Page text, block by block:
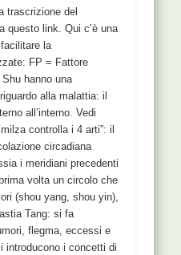
trascrizione del
questo link. Qui c’è una
la
FP = Fattore
hanno una
alla malattia: il
all’interno. Vedi
controlla i 4 arti”: il
circadiana
i meridiani precedenti
volta un circolo che
(shou yang, shou yin),
Tang: si fa
flegma, eccessi e
introducono i concetti di